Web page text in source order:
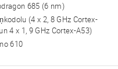
685 (6 nm)
(4 x 2, 8 GHz Cortex-
4 x 1, 9 GHz Cortex-A53)
610